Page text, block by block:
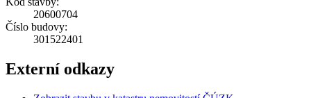
20600704
Číslo budovy:
301522401
Externí odkazy